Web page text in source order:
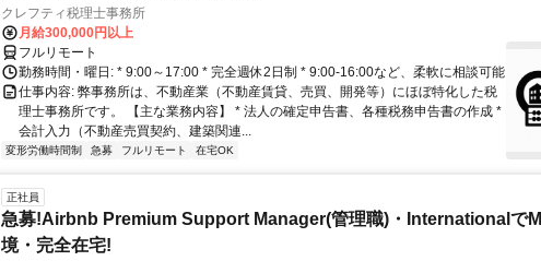
クレフティ税理士事務所
月給300,000円以上
フルリモート
勤務時間・曜日: * 9:00～17:00 * 完全週休2日制 * 9:00-16:00など、柔軟に相談可能
仕事内容: 弊事務所は、不動産業（不動産賃貸、売買、開発等）にほぼ特化した税
理士事務所です。 【主な業務内容】 * 法人の確定申告書、各種税務申告書の作成 *
会計入力（不動産売買契約、建築関連...
変形労働時間制 急募 フルリモート 在宅OK
正社員
急募!Airbnb Premium Support Manager(管理職)・Internationalで
境・完全在宅!